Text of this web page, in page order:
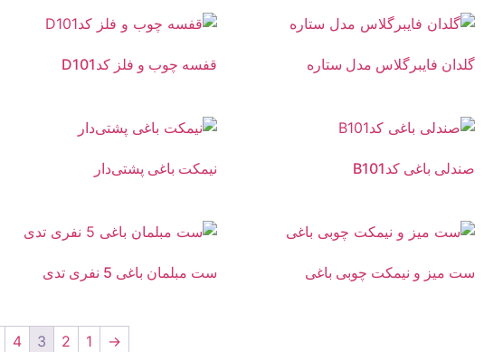
گلدان فایبرگلاس مدل ستاره قفسه چوب و فلز کدD101
صندلی باغی کدB101 نیمکت باغی پشتی‌دار
ست میز و نیمکت چوبی باغی ست مبلمان باغی 5 نفری تدی
→
1
2
3
4